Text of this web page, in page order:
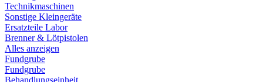
Technikmaschinen
Sonstige Kleingeräte
Ersatzteile Labor
Brenner & Lötpistolen
Alles anzeigen
Fundgrube
Fundgrube
Behandlungseinheit